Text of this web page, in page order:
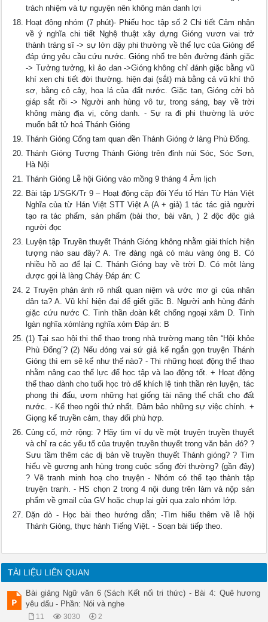
trách nhiệm và tự nguyện nên không màn danh lợi
Hoạt động nhóm (7 phút)- Phiếu học tập số 2 Chi tiết Cảm nhận
về ý nghĩa chi tiết Nghệ thuật xây dựng Gióng vươn vai trở
thành tráng sĩ -> sự lớn dậy phi thường về thể lực của Gióng để
đáp ứng yêu cầu cứu nước. Gióng nhổ tre bên đường đánh giặc
-> Tưởng tưởng, kì ảo đan ->Gióng không chỉ đánh giặc bằng vũ
khí xen chi tiết đời thường. hiện đại (sắt) mà bằng cả vũ khí thô
sơ, bằng cỏ cây, hoa lá của đất nước. Giặc tan, Gióng cởi bỏ
giáp sắt rồi -> Người anh hùng vô tư, trong sáng, bay về trời
không màng địa vị, công danh. - Sự ra đi phi thường là ước
muốn bất tử hoá Thánh Gióng
Thánh Gióng Cổng tam quan đền Thánh Gióng ở làng Phù Đổng.
Thánh Gióng Tượng Thánh Gióng trên đỉnh núi Sóc, Sóc Sơn,
Hà Nội
Thánh Gióng Lễ hội Gióng vào mồng 9 tháng 4 Âm lịch
Bài tập 1/SGK/Tr 9 – Hoạt động cặp đôi Yếu tố Hán Từ Hán Việt
Nghĩa của từ Hán Việt STT Việt A (A + giả) 1 tác tác giả người
tạo ra tác phẩm, sản phẩm (bài thơ, bài văn, ) 2 độc độc giả
người đọc
Luyện tập Truyền thuyết Thánh Gióng không nhằm giải thích hiện
tượng nào sau đây? A. Tre đàng ngà có màu vàng óng B. Có
nhiều hồ ao để lại C. Thánh Gióng bay về trời D. Có một làng
được gọi là làng Cháy Đáp án: C
2 Truyện phản ánh rõ nhất quan niệm và ước mơ gì của nhân
dân ta? A. Vũ khí hiện đại để giết giặc B. Người anh hùng đánh
giặc cứu nước C. Tinh thần đoàn kết chống ngoại xâm D. Tình
lgàn nghĩa xómlàng nghĩa xóm Đáp án: B
(1) Tại sao hội thi thể thao trong nhà trường mang tên “Hội khỏe
Phù Đổng”? (2) Nếu đóng vai sứ giả kể ngắn gọn truyện Thánh
Gióng thì em sẽ kể như thế nào? - Thi những hoạt động thể thao
nhằm nâng cao thể lực để học tập và lao động tốt. + Hoạt động
thể thao dành cho tuổi học trò để khích lệ tinh thần rèn luyện, tác
phong thi đấu, ươm những hạt giống tài năng thể chất cho đất
nước. - Kể theo ngôi thứ nhất. Đảm bảo những sự việc chính. +
Giọng kể truyền cảm, thay đổi phù hợp.
Củng cố, mở rộng: ? Hãy tìm ví dụ về một truyện truyền thuyết
và chỉ ra các yếu tố của truyện truyền thuyết trong văn bản đó? ?
Sưu tầm thêm các dị bản về truyền thuyết Thánh gióng? ? Tìm
hiểu về gương anh hùng trong cuộc sống đời thường? (gần đây)
? Vẽ tranh minh hoạ cho truyện - Nhóm có thể tạo thành tập
truyện tranh. - HS chọn 2 trong 4 nội dung trên làm và nộp sản
phẩm về gmail của GV hoặc chụp lại gửi qua zalo nhóm lớp.
Dặn dò - Học bài theo hướng dẫn; -Tìm hiểu thêm về lễ hội
Thánh Gióng, thực hành Tiếng Việt. - Soạn bài tiếp theo.
TÀI LIỆU LIÊN QUAN
Bài giảng Ngữ văn 6 (Sách Kết nối tri thức) - Bài 4: Quê hương
yêu dấu - Phần: Nói và nghe
11 3030 2